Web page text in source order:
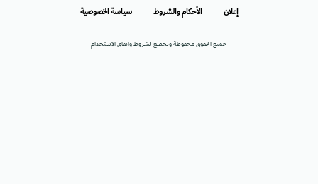
جميع الحقوق محفوظة وتخضع لشروط واتفاق الاستخدام
إعلان الأحكام والشروط سياسة الخصوصية